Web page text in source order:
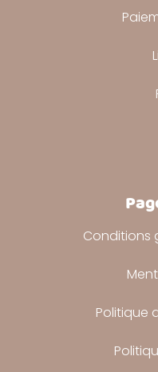
Conditions
Politique